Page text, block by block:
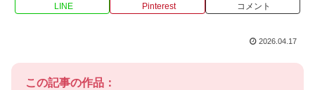
LINE Pinterest コメント
2026.04.17
この記事の作品：